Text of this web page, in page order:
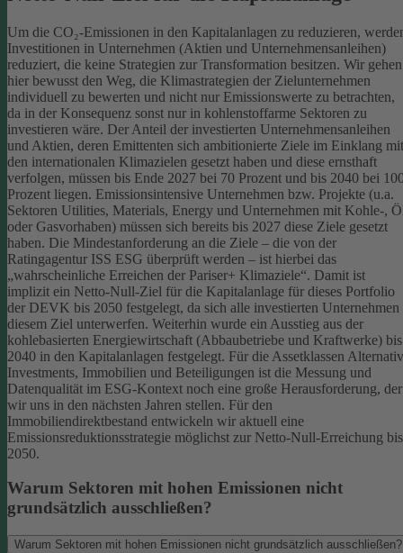
Um die CO₂-Emissionen in den Kapitalanlagen zu reduzieren,
Investitionen in Unternehmen (Aktien und Unternehmensanleihen)
reduziert, die keine Strategien zur Transformation besitzen. Wir gehen
hier bewusst den Weg, die Klimastrategien der Zielunternehmen
individuell zu bewerten und nicht nur Emissionswerte zu betrachten,
da in der Konsequenz sonst nur in kohlenstoffarme Sektoren zu
investieren wäre. Der Anteil der investierten Unternehmensanleihen
und Aktien, deren Emittenten sich ambitionierte Ziele im Einklang mit
den internationalen Klimazielen gesetzt haben und diese ernsthaft
verfolgen, müssen bis Ende 2027 bei 70 Prozent und bis 2040 bei
Prozent liegen. Emissionsintensive Unternehmen bzw. Projekte (u.a.
Sektoren Utilities, Materials, Energy und Unternehmen mit Kohle-,
oder Gasvorhaben) müssen sich bereits bis 2027 diese Ziele gesetzt
haben. Die Mindestanforderung an die Ziele – die von der
Ratingagentur ISS ESG überprüft werden – ist hierbei das
„wahrscheinliche Erreichen der Pariser+ Klimaziele“. Damit ist
implizit ein Netto-Null-Ziel für die Kapitalanlage für dieses Portfolio
der DEVK bis 2050 festgelegt, da sich alle investierten Unternehmen
diesem Ziel unterwerfen. Weiterhin wurde ein Ausstieg aus der
kohlebasierten Energiewirtschaft (Abbaubetriebe und Kraftwerke) bis
2040 in den Kapitalanlagen festgelegt. Für die Assetklassen
Investments, Immobilien und Beteiligungen ist die Messung und
Datenqualität im ESG-Kontext noch eine große Herausforderung, der
wir uns in den nächsten Jahren stellen. Für den
Immobiliendirektbestand entwickeln wir aktuell eine
Emissionsreduktionsstrategie möglichst zur Netto-Null-Erreichung bis
2050.
Warum Sektoren mit hohen Emissionen nicht
grundsätzlich ausschließen?
Warum Sektoren mit hohen Emissionen nicht grundsätzlich ausschließen?